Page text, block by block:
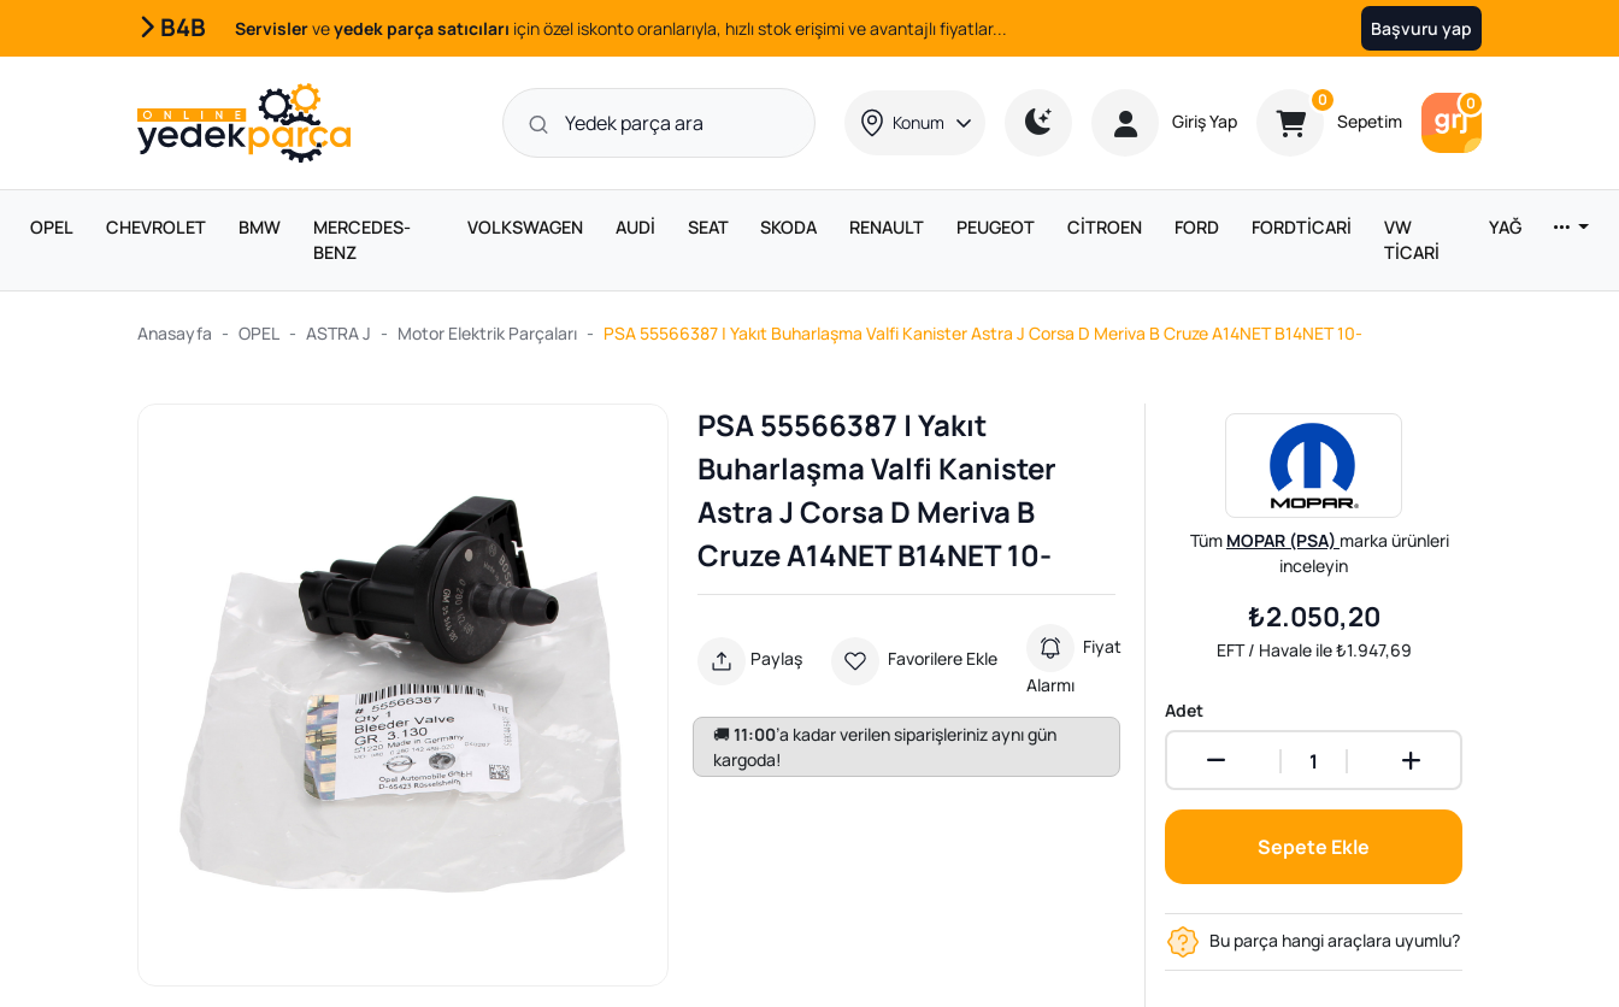
B4B Servislerveyedek parça satıcıları için özel iskonto oranlarıyla, hızlı stok erişimi ve avantajlı fiyatlar... Başvuru yap
Konum Giriş Yap
0Ürün sayısı
Sepetim
0Araç sayısı
OPEL CHEVROLET BMW
MERCEDES-
BENZ
VOLKSWAGEN AUDİ SEAT SKODA RENAULT PEUGEOT CİTROEN FORD FORDTİCARİ
VW
TİCARİ
YAĞ
Anasayfa OPEL ASTRA J Motor Elektrik Parçaları PSA 55566387 | Yakıt Buharlaşma Valfi Kanister Astra J Corsa D Meriva B Cruze A14NET B14NET 10-
PSA 55566387 | Yakıt
Buharlaşma Valfi Kanister
Astra J Corsa D Meriva B
Cruze A14NET B14NET 10-
Paylaş Favorilere Ekle
Fiyat
Alarmı
🚚11:00’a kadar verilen siparişleriniz aynı gün
kargoda!
Tüm MOPAR (PSA) marka ürünleri
inceleyin
₺2.050,20
EFT / Havale ile ₺1.947,69
Adet
Sepete Ekle
Bu parça hangi araçlara uyumlu?